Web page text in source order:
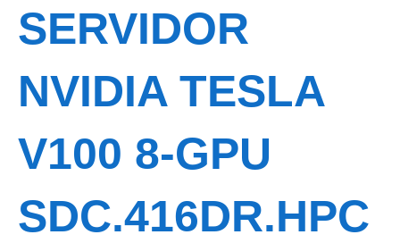
SERVIDOR
NVIDIA TESLA
V100 8-GPU
SDC.416DR.HPC